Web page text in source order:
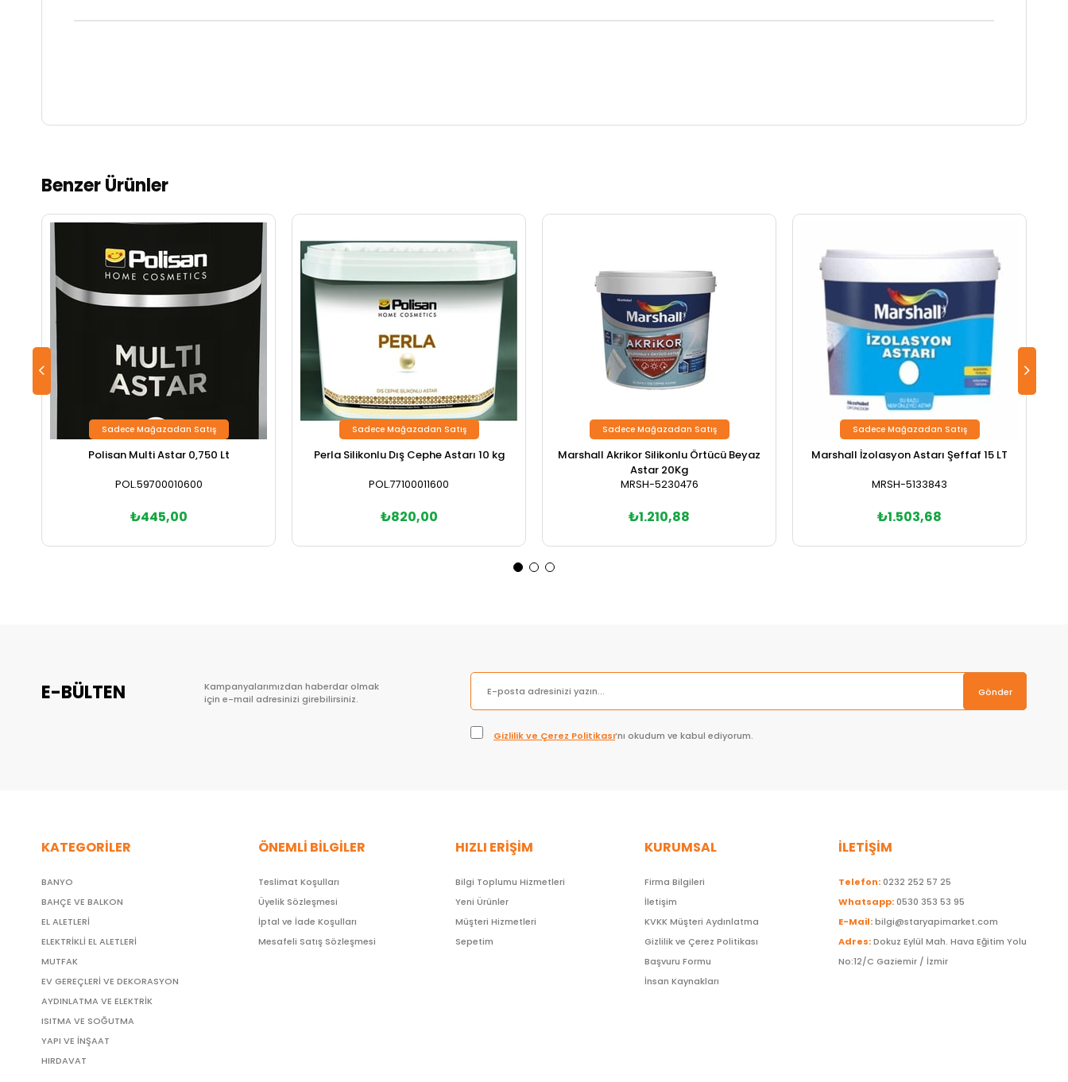
Benzer Ürünler
Polisan Multi Astar 0,750 Lt
POL.59700010600
₺445,00
Sadece Mağazadan Satış
Perla Silikonlu Dış Cephe Astarı 10 kg
POL.77100011600
₺820,00
Sadece Mağazadan Satış
Marshall Akrikor Silikonlu Örtücü Beyaz
Astar 20Kg
MRSH-5230476
₺1.210,88
Sadece Mağazadan Satış
Marshall İzolasyon Astarı Şeffaf 15 LT
MRSH-5133843
₺1.503,68
Sadece Mağazadan Satış
E-BÜLTEN
Kampanyalarımızdan haberdar olmak
için e-mail adresinizi girebilirsiniz.
Gönder
Gizlilik ve Çerez Politikası’nı okudum ve kabul ediyorum.
KATEGORİLER
BANYO
BAHÇE VE BALKON
EL ALETLERİ
ELEKTRİKLİ EL ALETLERİ
MUTFAK
EV GEREÇLERİ VE DEKORASYON
AYDINLATMA VE ELEKTRİK
ISITMA VE SOĞUTMA
YAPI VE İNŞAAT
HIRDAVAT
ÖNEMLİ BİLGİLER
Teslimat Koşulları
Üyelik Sözleşmesi
İptal ve İade Koşulları
Mesafeli Satış Sözleşmesi
HIZLI ERİŞİM
Bilgi Toplumu Hizmetleri
Yeni Ürünler
Müşteri Hizmetleri
Sepetim
KURUMSAL
Firma Bilgileri
İletişim
KVKK Müşteri Aydınlatma
Gizlilik ve Çerez Politikası
Başvuru Formu
İnsan Kaynakları
İLETİŞİM
Telefon:0232 252 57 25
Whatsapp:0530 353 53 95
E-Mail:bilgi@staryapimarket.com
Adres:Dokuz Eylül Mah. Hava Eğitim Yolu
No:12/C Gaziemir / İzmir